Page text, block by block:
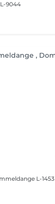
9044
L-1453